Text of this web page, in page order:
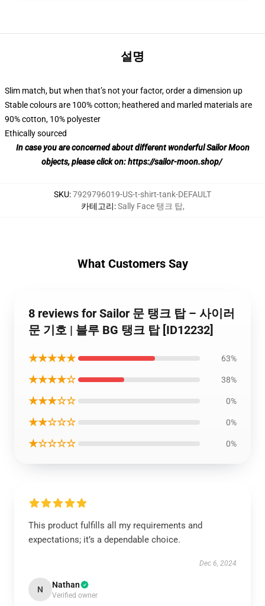
설명
Slim match, but when that’s not your factor, order a dimension up
Stable colours are 100% cotton; heathered and marled materials are
90% cotton, 10% polyester
Ethically sourced
In case you are concerned about different wonderful Sailor Moon
objects, please click on:https://sailor-moon.shop/
SKU:7929796019-US-t-shirt-tank-DEFAULT
카테고리:Sally Face 탱크 탑,
What Customers Say
8 reviews for Sailor 문 탱크 탑 – 사이러
문 기호 | 블루 BG 탱크 탑 [ID12232]
★★★★★ 63%
★★★★☆ 38%
★★★☆☆ 0%
★★☆☆☆ 0%
★☆☆☆☆ 0%
This product fulfills all my requirements and
expectations; it’s a dependable choice.
Dec 6, 2024
N Nathan
Verified owner